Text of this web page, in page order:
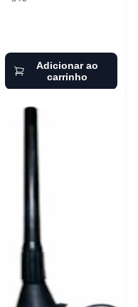
Adicionar ao
carrinho